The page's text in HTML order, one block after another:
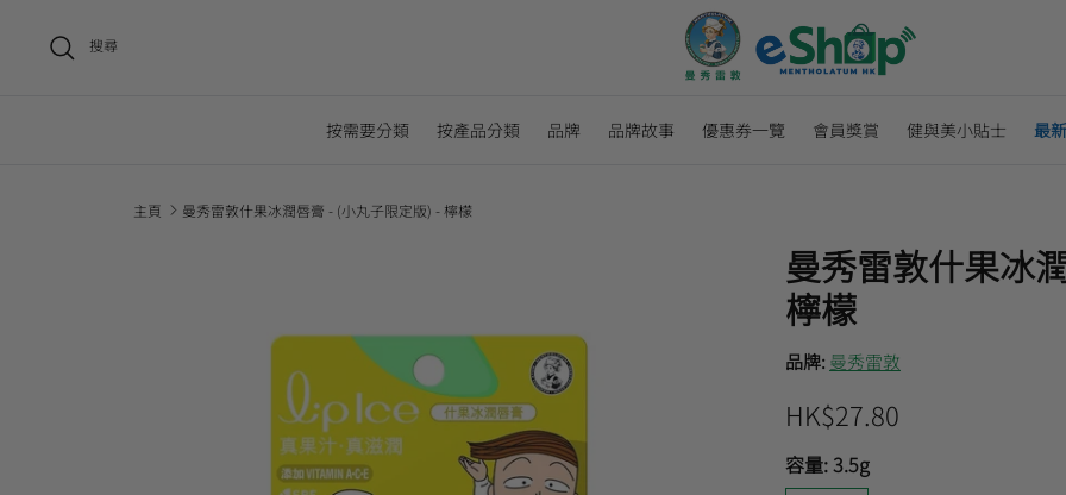
搜尋
按需要分類 按產品分類 品牌 品牌故事 優惠券一覽 會員獎賞 健與美小貼士 最
主頁 曼秀雷敦什果冰潤唇膏 - (小丸子限定版) - 檸檬
曼秀雷敦什果冰
檸檬
品牌: 曼秀雷敦
HK$27.80
容量:3.5g